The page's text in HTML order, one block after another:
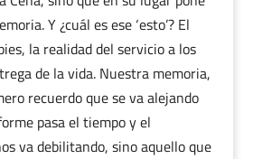
Y ¿cuál es ese ‘esto’? El
la realidad del servicio a los
de la vida. Nuestra memoria,
recuerdo que se va alejando
pasa el tiempo y el
va debilitando, sino aquello que